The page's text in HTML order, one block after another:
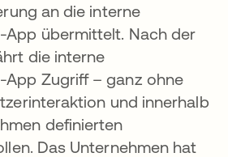
an die interne
App übermittelt. Nach der
die interne
App Zugriff – ganz ohne
und innerhalb
definierten
Das Unternehmen hat